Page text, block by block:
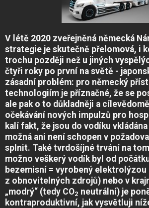
V létě 2020 zveřejněná německá
strategie je skutečně přelomová, i
trochu později než u jiných
čtyři roky po první na světě -
zásadní problém: pro německý
technologiím je příznačné, že se
ale pak o to důkladněji a
očekávání nových impulzů pro
kalí fakt, že jsou do vodíku
možná ani není schopen v
splnit. Také tvrdošíjné trvání na
možno veškerý vodík byl od
bezemisní = vyrobený
z obnovitelných zdrojů) nebo v
„modrý“ (tedy CO2 neutrální) je
kontraproduktivní, jak vysvětluji